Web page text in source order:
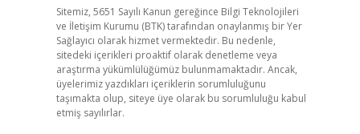
Sitemiz, 5651 Sayılı Kanun gereğince Bilgi Teknolojileri
ve İletişim Kurumu (BTK) tarafından onaylanmış bir Yer
Sağlayıcı olarak hizmet vermektedir. Bu nedenle,
sitedeki içerikleri proaktif olarak denetleme veya
araştırma yükümlülüğümüz bulunmamaktadır. Ancak,
üyelerimiz yazdıkları içeriklerin sorumluluğunu
taşımakta olup, siteye üye olarak bu sorumluluğu kabul
etmiş sayılırlar.